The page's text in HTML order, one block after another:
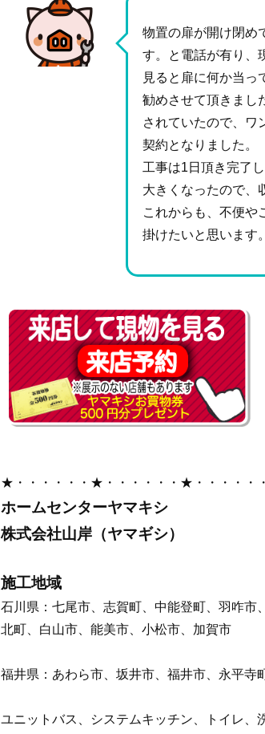
物置の扉が開け閉め
す。と電話が有り、
見ると扉に何か当っ
勧めさせて頂きまし
されていたので、ワ
契約となりました。
工事は1日頂き完了し
大きくなったので、
これからも、不便や
掛けたいと思います。
★・・・・・・★・・・・・・★・・・・
ホームセンターヤマキシ
株式会社山岸（ヤマギシ）
施工地域
石川県：七尾市、志賀町、中能登町、羽咋市
北町、白山市、能美市、小松市、加賀市
福井県：あわら市、坂井市、福井市、永平寺
ユニットバス、システムキッチン、トイレ